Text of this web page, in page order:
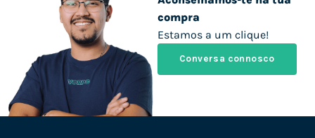
compra
Estamos a um clique!
Conversa connosco